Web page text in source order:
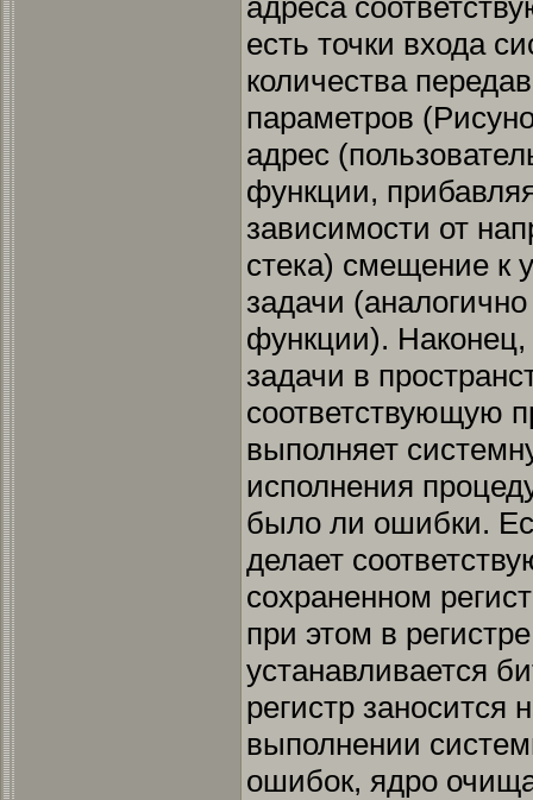
адреса
есть точки входа
количества
параметров
адрес
функции,
зависимости от
стека) смещение к
задачи
функции).
задачи в
соответствующую
выполняет
исполнения
было ли ошибки.
делает
сохраненном
при этом в
устанавливается
регистр
выполнении
ошибок, ядро